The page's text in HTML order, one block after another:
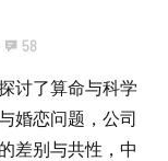
58
讨了算命与科学
婚恋问题，公司
差别与共性，中